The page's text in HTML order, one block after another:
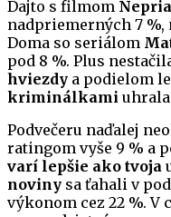
Dajto s filmom
nadpriemerných 7 %,
Doma so seriálom
pod 8 %. Plus
hviezdy a podielom
kriminálkami uhrala
Podvečeru naďalej
ratingom vyše 9 % a
varí lepšie ako tvoja
noviny sa ťahali v
výkonom cez 22 %.